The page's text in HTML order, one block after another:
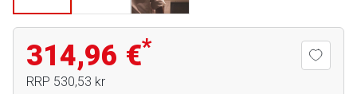
314,96 €*
RRP 530,53 kr